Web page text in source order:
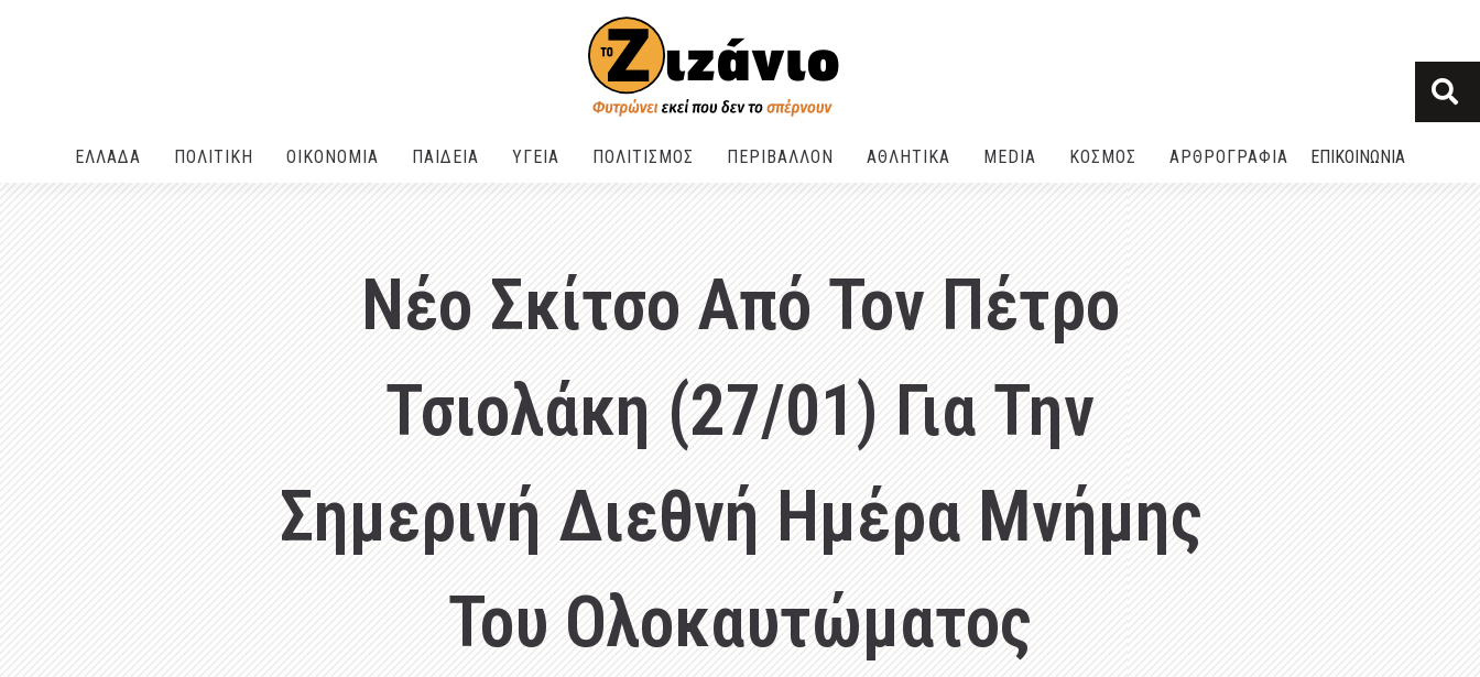
ΕΛΛΑΔA ΠΟΛΙΤΙΚΗ ΟΙΚΟΝΟΜΙΑ ΠΑΙΔΕΙΑ ΥΓΕΙΑ ΠΟΛΙΤΙΣΜΟΣ ΠΕΡΙΒΑΛΛΟΝ ΑΘΛΗΤΙΚΑ MEDIA ΚΟΣΜΟΣ ΑΡΘΡΟΓΡΑΦΙΑ ΕΠΙΚΟΙΝΩΝΙΑ
Νέο Σκίτσο Από Τον Πέτρο
Τσιολάκη (27/01) Για Την
Σημερινή Διεθνή Ημέρα Μνήμης
Του Ολοκαυτώματος